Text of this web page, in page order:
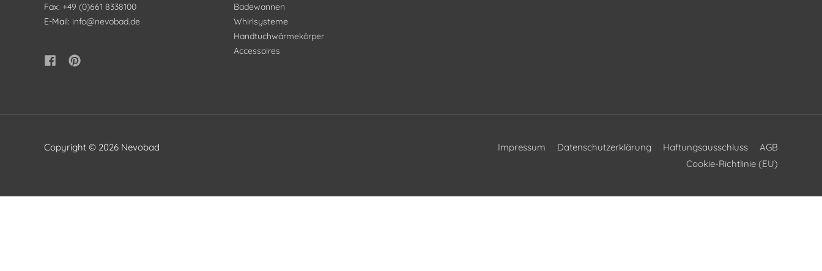
Fax: +49 (0)661 8338100
E-Mail: info@nevobad.de
Badewannen
Whirlsysteme
Handtuchwärmekörper
Accessoires
Copyright © 2026 Nevobad Impressum Datenschutzerklärung Haftungsausschluss
AGB
Cookie-Richtlinie (EU)